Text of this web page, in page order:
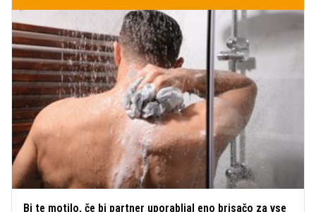
Bi te motilo, če bi partner uporabljal eno brisačo za vse